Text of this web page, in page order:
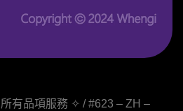
有品項服務 ✧ / #623 – ZH –